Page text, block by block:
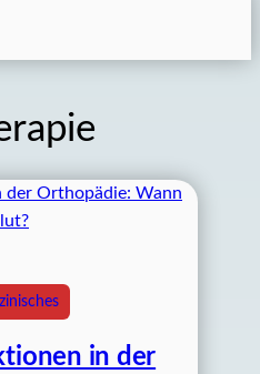
in der